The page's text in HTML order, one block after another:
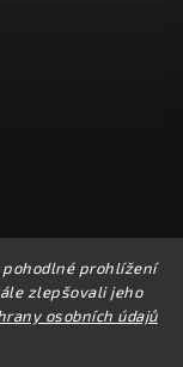
pohodlné prohlížení
zlepšovali jeho
osobních údajů